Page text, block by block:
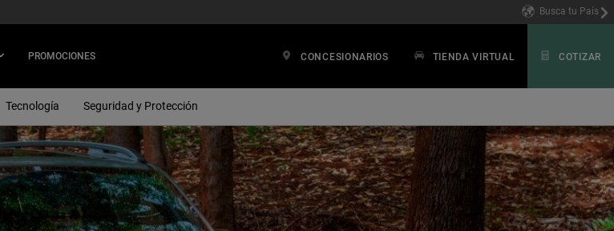
Busca tu País
PROMOCIONES CONCESIONARIOS TIENDA VIRTUAL COTIZAR
Tecnología Seguridad y Protección